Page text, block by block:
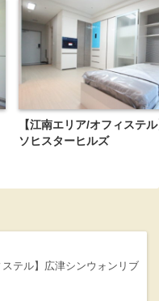
【江南エリア/オフィステ
ソヒスターヒルズ
ステル】広津シンウォンリブ